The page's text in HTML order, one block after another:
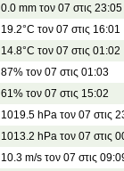
0.0 mm τον 07 στις 23:05
19.2°C τον 07 στις 16:01
14.8°C τον 07 στις 01:02
87% τον 07 στις 01:03
61% τον 07 στις 15:02
1019.5 hPa τον 07 στις
1013.2 hPa τον 07 στις
10.3 m/s τον 07 στις